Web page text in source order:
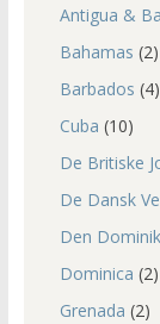
Antigua &
Bahamas (2)
Barbados (4)
Cuba (10)
De Britiske
De Dansk
Den
Dominica (2)
Grenada (2)